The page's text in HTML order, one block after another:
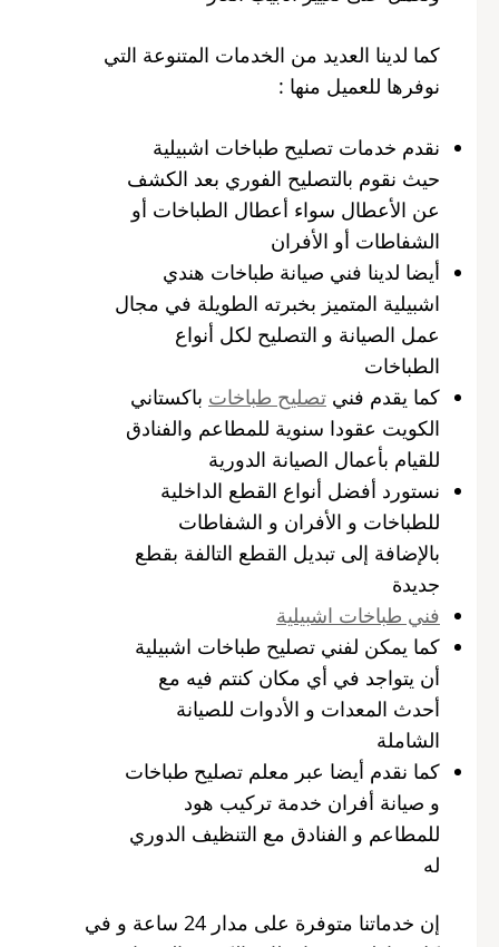
كما لدينا العديد من الخدمات المتنوعة التي
نوفرها للعميل منها :
نقدم خدمات تصليح طباخات اشبيلية
حيث نقوم بالتصليح الفوري بعد الكشف
عن الأعطال سواء أعطال الطباخات أو
الشفاطات أو الأفران
أيضا لدينا فني صيانة طباخات هندي
اشبيلية المتميز بخبرته الطويلة في مجال
عمل الصيانة و التصليح لكل أنواع
الطباخات
كما يقدم فني تصليح طباخات باكستاني
الكويت عقودا سنوية للمطاعم والفنادق
للقيام بأعمال الصيانة الدورية
نستورد أفضل أنواع القطع الداخلية
للطباخات و الأفران و الشفاطات
بالإضافة إلى تبديل القطع التالفة بقطع
جديدة
فني طباخات اشبيلية
كما يمكن لفني تصليح طباخات اشبيلية
أن يتواجد في أي مكان كنتم فيه مع
أحدث المعدات و الأدوات للصيانة
الشاملة
كما نقدم أيضا عبر معلم تصليح طباخات
و صيانة أفران خدمة تركيب هود
للمطاعم و الفنادق مع التنظيف الدوري
له
إن خدماتنا متوفرة على مدار 24 ساعة و في